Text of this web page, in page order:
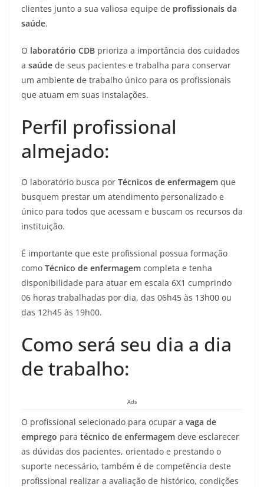
clientes junto a sua valiosa equipe de profissionais da
saúde.
O laboratório CDB prioriza a importância dos cuidados
a saúde de seus pacientes e trabalha para conservar
um ambiente de trabalho único para os profissionais
que atuam em suas instalações.
Perfil profissional
almejado:
O laboratório busca por Técnicos de enfermagem que
busquem prestar um atendimento personalizado e
único para todos que acessam e buscam os recursos da
instituição.
É importante que este profissional possua formação
como Técnico de enfermagem completa e tenha
disponibilidade para atuar em escala 6X1 cumprindo
06 horas trabalhadas por dia, das 06h45 às 13h00 ou
das 12h45 às 19h00.
Como será seu dia a dia
de trabalho:
Ads
O profissional selecionado para ocupar a vaga de
emprego para técnico de enfermagem deve esclarecer
as dúvidas dos pacientes, orientado e prestando o
suporte necessário, também é de competência deste
profissional realizar a avaliação de histórico, condições